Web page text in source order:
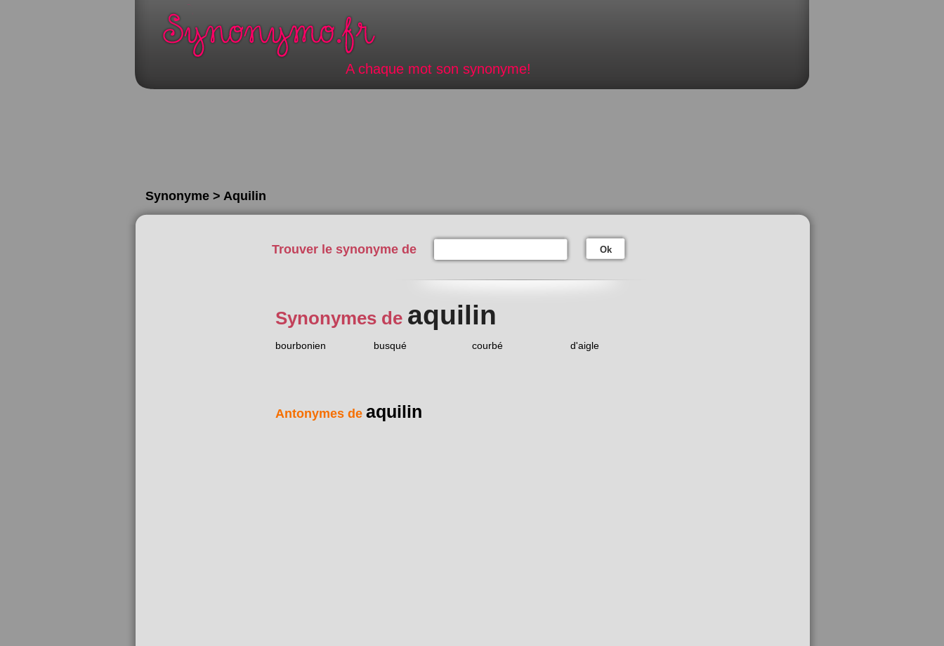
A chaque mot son synonyme!
Synonyme > Aquilin
Trouver le synonyme de Ok
Synonymes de aquilin
bourbonien busqué courbé d'aigle
Antonymes de aquilin